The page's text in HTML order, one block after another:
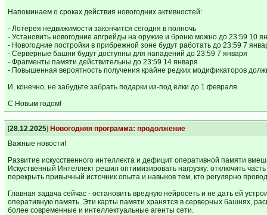
Напоминаем о сроках действия новогодних активностей:
- Лотерея недвижимости закончится сегодня в полночь
- Установить новогодние апгрейды на оружие и броню можно до 23:59 10
- Новогодние постройки в прибрежной зоне будут работать до 23:59 7
- Серверные башни будут доступны для нападений до 23:59 7 января
- Фрагменты памяти действительны до 23:59 14 января
- Повышенная вероятность получения крайне редких модификаторов
И, конечно, не забудьте забрать подарки из-под ёлки до 1 февраля.
С Новым годом!
[28.12.2025] Новогодняя программа: продолжение
Важные новости!
Развитие искусственного интеллекта и дефицит оперативной памяти
Искуственный Интеллект решил оптимизировать нагрузку: отключить
перекрыть привычный источник опыта и навыков тем, кто регулярно
Главная задача сейчас - остановить вредную нейросеть и не дать ей
оперативную память. Эти карты памяти хранятся в серверных башнях,
более современные и интеллектуальные агенты сети.